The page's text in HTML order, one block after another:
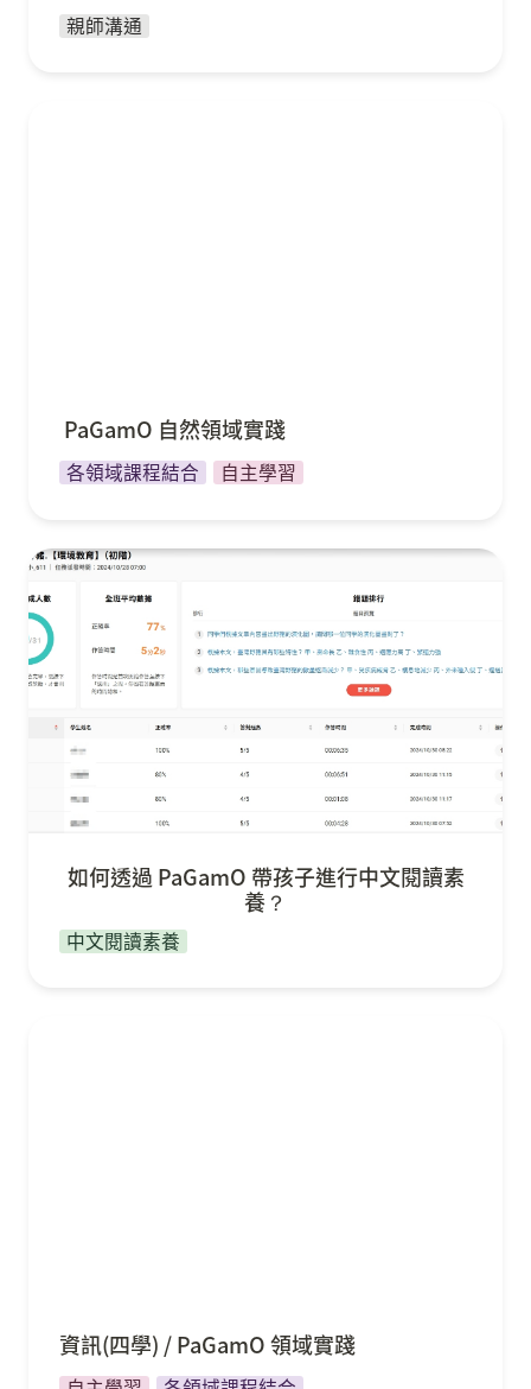
親師溝通
PaGamO 自然領域實踐
各領域課程結合 自主學習
如何透過 PaGamO 帶孩子進行中文閱讀素養？
如何透過 PaGamO 帶孩子進行中文閱讀素
養？
中文閱讀素養
資訊(四學) / PaGamO 領域實踐